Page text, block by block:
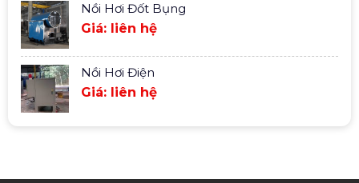
Nồi Hơi Đốt Bụng
Giá: liên hệ
Nồi Hơi Điện
Giá: liên hệ